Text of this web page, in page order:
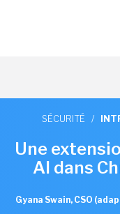
SÉCURITÉ /
Une
AI dans
Gyana Swain, CSO